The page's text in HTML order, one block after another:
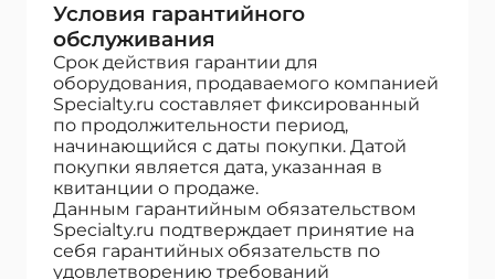
Условия гарантийного
обслуживания
Срок действия гарантии для
оборудования, продаваемого компанией
Specialty.ru составляет фиксированный
по продолжительности период,
начинающийся с даты покупки. Датой
покупки является дата, указанная в
квитанции о продаже.
Данным гарантийным обязательством
Specialty.ru подтверждает принятие на
себя гарантийных обязательств по
удовлетворению требований